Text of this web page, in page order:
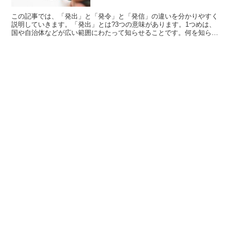
この記事では、「発出」と「発令」と「発信」の違いを分かりやすく
説明していきます。「発出」とは?3つの意味があります。1つめは、
国や自治体などが広い範囲にわたって知らせることです。何を知らせ